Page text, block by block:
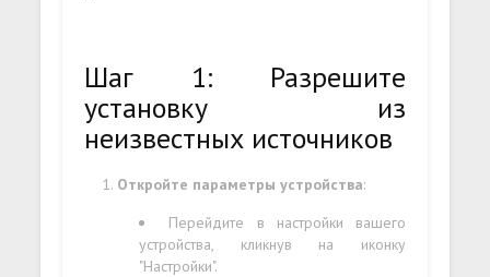
Шаг 1: Разрешите
установку из
неизвестных источников
Откройте параметры устройства:
Перейдите в настройки вашего
устройства, кликнув на иконку
"Настройки".